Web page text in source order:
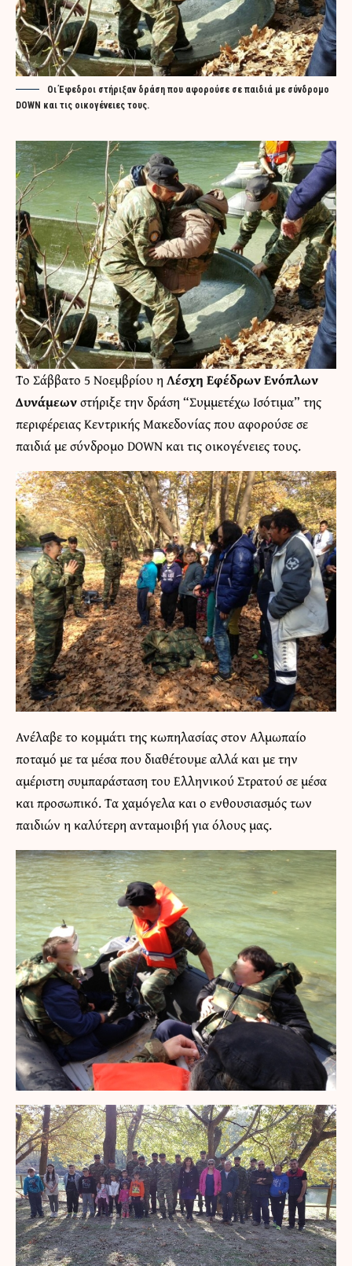
Οι Έφεδροι στήριξαν δράση που αφορούσε σε παιδιά με σύνδρομο
DOWN και τις οικογένειες τους.
Το Σάββατο 5 Νοεμβρίου η Λέσχη Εφέδρων Ενόπλων
Δυνάμεωνστήριξε την δράση “Συμμετέχω Ισότιμα” της
περιφέρειας Κεντρικής Μακεδονίας που αφορούσε σε
παιδιά με σύνδρομο DOWN και τις οικογένειες τους.
Ανέλαβε το κομμάτι της κωπηλασίας στον Αλμωπαίο
ποταμό με τα μέσα που διαθέτουμε αλλά και με την
αμέριστη συμπαράσταση του Ελληνικού Στρατού σε μέσα
και προσωπικό. Τα χαμόγελα και ο ενθουσιασμός των
παιδιών η καλύτερη ανταμοιβή για όλους μας.